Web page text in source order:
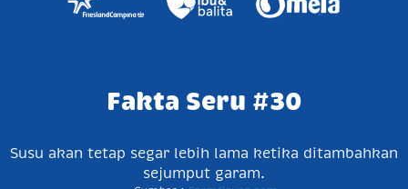
Fakta Seru #30
Susu akan tetap segar lebih lama ketika ditambahkan
sejumput garam.